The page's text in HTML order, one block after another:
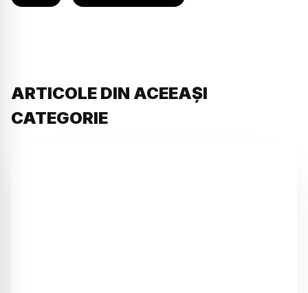
ARTICOLE DIN ACEEAȘI
CATEGORIE